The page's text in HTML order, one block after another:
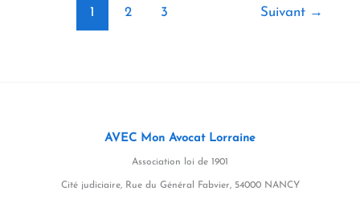
1 2 3 Suivant →
AVEC Mon Avocat Lorraine
Association loi de 1901
Cité judiciaire, Rue du Général Fabvier, 54000 NANCY